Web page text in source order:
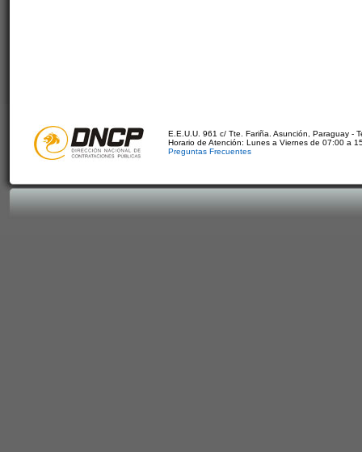
E.E.U.U. 961 c/ Tte. Fariña. Asunción, Paraguay -
Horario de Atención: Lunes a Viernes de 07:00 a
Preguntas Frecuentes